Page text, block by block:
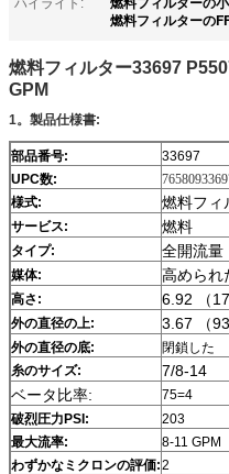
ハイライト:
燃料フィルターの
燃料フィルター33697
GPM
1。製品仕様書:
部品番号:
33697
UPC数:
様式:
燃料フィ
サービス: 燃料
タイプ: 全開流量
媒体: 高められ
高さ: 6.92 （
外の直径の上: 3.67 （
外の直径の底:
閉鎖した
糸のサイズ:
7/8-14
ベータ比率:
75=4
破烈圧力PSI:
203
最大流率:
8-11 GPM
わずかなミクロンの評価:2